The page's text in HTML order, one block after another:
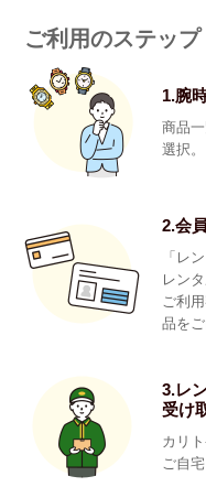
ご利用のステップ
1.腕
商品
選択。
2.会
「レ
レン
ご利
品を
3.レ
受け
カリ
ご自